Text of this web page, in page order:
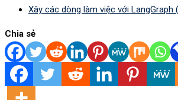
Xây các dòng làm việc với LangGraph
Chia sẻ